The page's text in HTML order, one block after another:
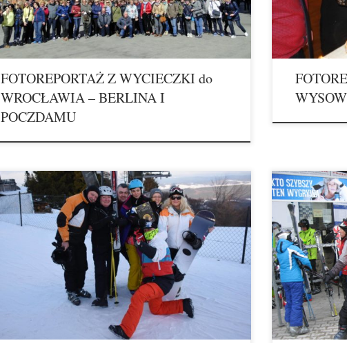
FOTOREPORTAŻ Z WYCIECZKI do
WROCŁAWIA – BERLINA I
POCZDAMU